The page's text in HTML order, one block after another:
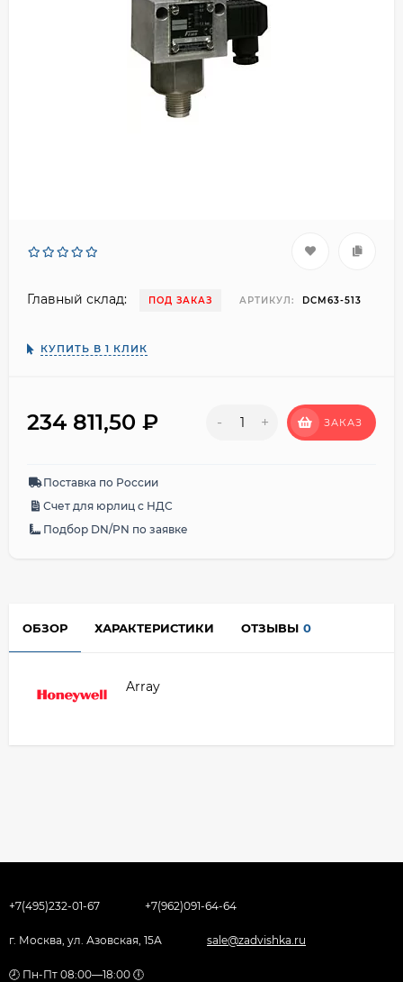
Главный склад: ПОД ЗАКАЗ АРТИКУЛ: DCM63-513
КУПИТЬ В 1 КЛИК
234 811,50 ₽ - + ЗАКАЗ
Поставка по России
Счет для юрлиц с НДС
Подбор DN/PN по заявке
ОБЗОР ХАРАКТЕРИСТИКИ ОТЗЫВЫ 0
Array
+7(495)232-01-67 +7(962)091-64-64
г. Москва, ул. Азовская, 15А sale@zadvishka.ru
🕗 Пн-Пт 08:00—18:00 🕕